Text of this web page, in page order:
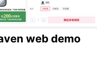
web demo